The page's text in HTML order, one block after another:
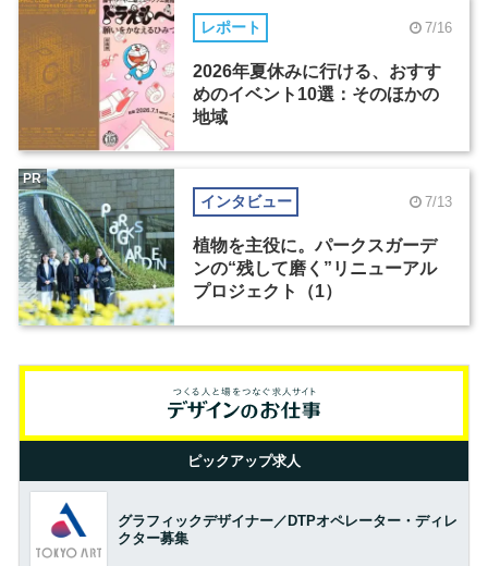
レポート 7/16
2026年夏休みに行ける、おすす
めのイベント10選：そのほかの
地域
インタビュー 7/13
植物を主役に。パークスガーデ
ンの“残して磨く”リニューアル
プロジェクト（1）
PR
ピックアップ求人
グラフィックデザイナー／DTPオペレーター・ディレ
クター募集